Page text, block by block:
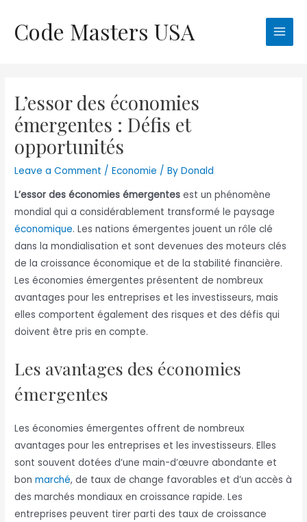
content
Code Masters USA
Main
L’essor des économies
émergentes : Défis et
opportunités
Leave a Comment /Economie / ByDonald
L’essor des économies émergentes est un phénomène
mondial qui a considérablement transformé le paysage
économique. Les nations émergentes jouent un rôle clé
dans la mondialisation et sont devenues des moteurs clés
de la croissance économique et de la stabilité financière.
Les économies émergentes présentent de nombreux
avantages pour les entreprises et les investisseurs, mais
elles comportent également des risques et des défis qui
doivent être pris en compte.
Les avantages des économies
émergentes
Les économies émergentes offrent de nombreux
avantages pour les entreprises et les investisseurs. Elles
sont souvent dotées d’une main-d’œuvre abondante et
bonmarché, de taux de change favorables et d’un accès à
des marchés mondiaux en croissance rapide. Les
entreprises peuvent tirer parti des taux de croissance